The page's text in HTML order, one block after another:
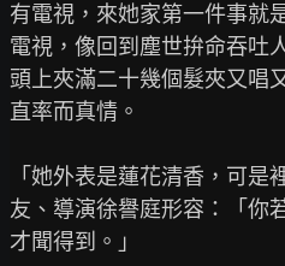
有電視，來她家第一件事就
電視，像回到塵世拚命吞吐
頭上夾滿二十幾個髮夾又唱
直率而真情。
「她外表是蓮花清香，可
友、導演徐譽庭形容：「你
才聞得到。」